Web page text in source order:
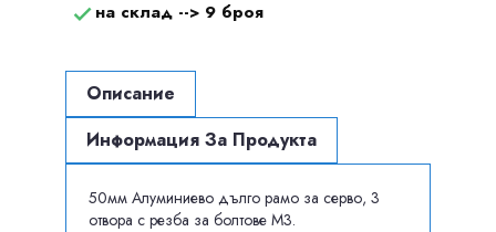
 на склад --> 9 броя
Описание
Информация За Продукта
50мм Алуминиево дълго рамо за серво, 3
отворa с резба за болтове М3.